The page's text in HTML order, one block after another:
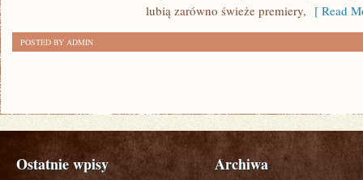
lubią zarówno świeże premiery, [ Read
POSTED BY ADMIN
Ostatnie wpisy Archiwa